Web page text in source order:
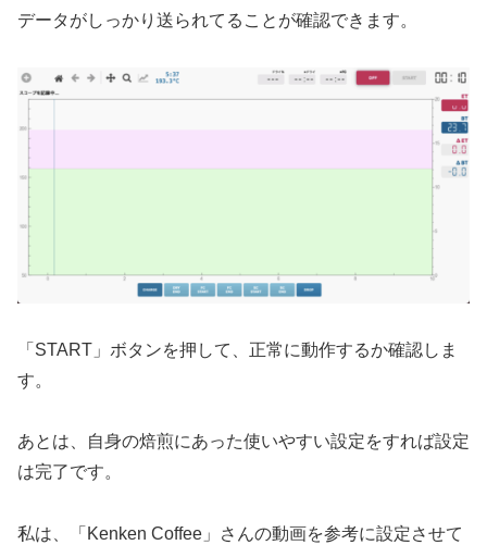
データがしっかり送られてることが確認できます。
「START」ボタンを押して、正常に動作するか確認しま
す。
あとは、自身の焙煎にあった使いやすい設定をすれば設定
は完了です。
私は、「Kenken Coffee」さんの動画を参考に設定させて